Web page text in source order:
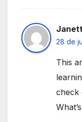
Janett
28 de
This
check